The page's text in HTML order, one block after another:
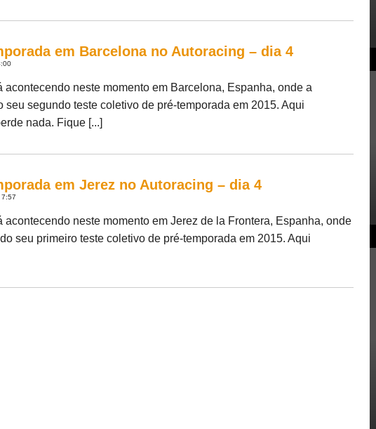
em Barcelona no Autoracing – dia 4
acontecendo neste momento em Barcelona, Espanha, onde a
seu segundo teste coletivo de pré-temporada em 2015. Aqui
nada. Fique [...]
em Jerez no Autoracing – dia 4
acontecendo neste momento em Jerez de la Frontera, Espanha, onde
seu primeiro teste coletivo de pré-temporada em 2015. Aqui